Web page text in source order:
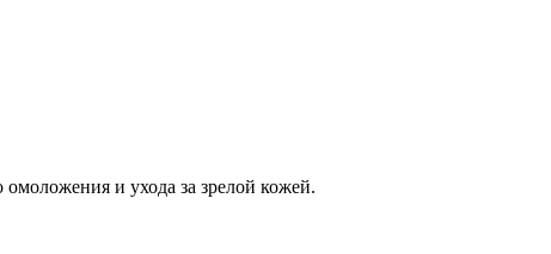
и ухода за зрелой кожей.